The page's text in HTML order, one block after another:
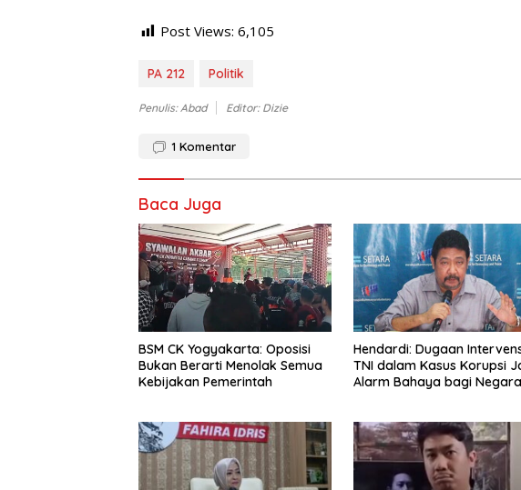
Post Views: 6,105
PA 212 Politik
Penulis: Abad Editor: Dizie
1 Komentar
Baca Juga
BSM CK Yogyakarta: Oposisi
Bukan Berarti Menolak Semua
Kebijakan Pemerintah
Hendardi: Dugaan
TNI dalam Kasus Korupsi
Alarm Bahaya bagi Negara